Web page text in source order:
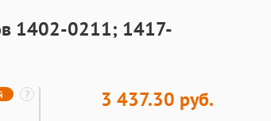
1402-0211; 1417-
3 437.30 руб.